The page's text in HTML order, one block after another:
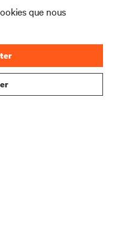
que nous